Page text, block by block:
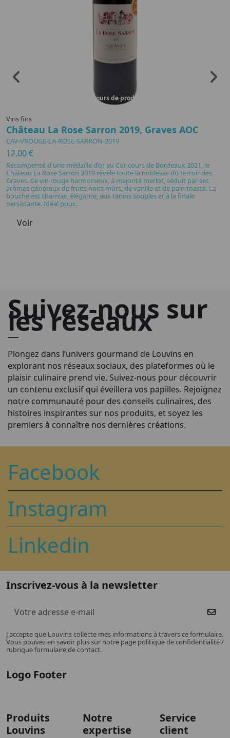
En cours de production
Vins fins
Château La Rose Sarron 2019, Graves AOC
CAV-VROUGE-LA-ROSE-SARRON-2019
12,00 €
Récompensé d'une médaille d’or au Concours de Bordeaux 2021, le
Château La Rose Sarron 2019 révèle toute la noblesse du terroir des
Graves. Ce vin rouge harmonieux, à majorité merlot, séduit par ses
arômes généreux de fruits noirs mûrs, de vanille et de pain toasté. La
bouche est charnue, élégante, aux tanins souples et à la finale
persistante. Idéal pour...
Voir
Suivez-nous sur
les réseaux
Plongez dans l’univers gourmand de Louvins en
explorant nos réseaux sociaux, des plateformes où le
plaisir culinaire prend vie. Suivez-nous pour découvrir
un contenu exclusif qui éveillera vos papilles. Rejoignez
notre communauté pour des conseils culinaires, des
histoires inspirantes sur nos produits, et soyez les
premiers à connaître nos dernières créations.
Facebook
Instagram
Linkedin
Inscrivez-vous à la newsletter
J'accepte que Louvins collecte mes informations à travers ce formulaire.
Vous pouvez en savoir plus sur notre page politique de confidentialité /
rubrique formulaire de contact.
Logo Footer
Produits
Louvins
Notre
expertise
Service
client